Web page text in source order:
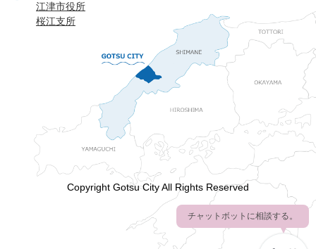
江津市役所
桜江支所
Copyright Gotsu City All Rights Reserved
チャットボットに相談する。